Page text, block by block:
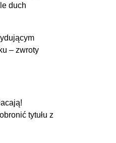
duch
– zwroty
tytułu z